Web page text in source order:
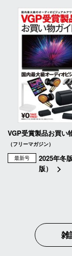
VGP受賞製品お買い
（フリーマガジン）
最新号
2025年冬
版）
雑